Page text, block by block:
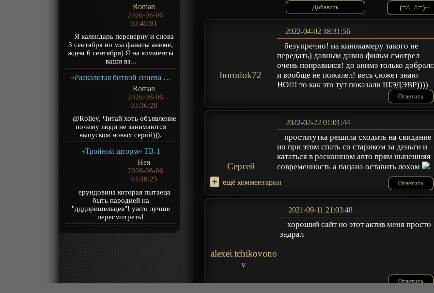
Roman
2026-08-06
03:45:01
Я календарь переверну и снова
3 сентября но мы фанаты аниме,
ждем 6 сентября) Я на комменты
ваши вз...
«Расколотая битвой синева небес 5» ТВ-5
Roman
2026-08-06
03:36:28
@Rolley, Читай хоть объявление
почему люди не занимаются
выпуском новых серий))).
«Тройной шторм» ТВ-1
Нея
2026-08-06
03:30:25
ерундовина которая пытаеца
быть пародией на
"дддпришельцев"! ужто лучше
пересмотреть!
(=^_^=)~
borodok72
2022-04-02 18:31:56
безупречно! на кинокамеру такого не
передать) давным давно фильм смотрел
очень понравился! до анимэ только
и вообще не пожалел! весь сюжет знаю
НО!!! то как это тут показали ШЭДЭВР))))
Ответить
Сергей
2022-02-22 01:01:44
проститутка решила сходить на свидание
но при этом спать со стариком за деньги и
кататься в раскошном авто прям нынешняя
современность а пацана оставить лохом
+ ещё комментарии Ответить
alexei.tchikovono
v
2021-09-11 21:03:48
хороший сайт но этот актив меня просто
задрал
Ответить